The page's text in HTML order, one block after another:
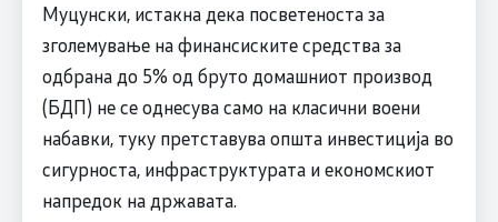
Муцунски, истакна дека посветеноста за
зголемување на финансиските средства за
одбрана до 5% од бруто домашниот производ
(БДП) не се однесува само на класични воени
набавки, туку претставува општа инвестиција во
сигурноста, инфраструктурата и економскиот
напредок на државата.